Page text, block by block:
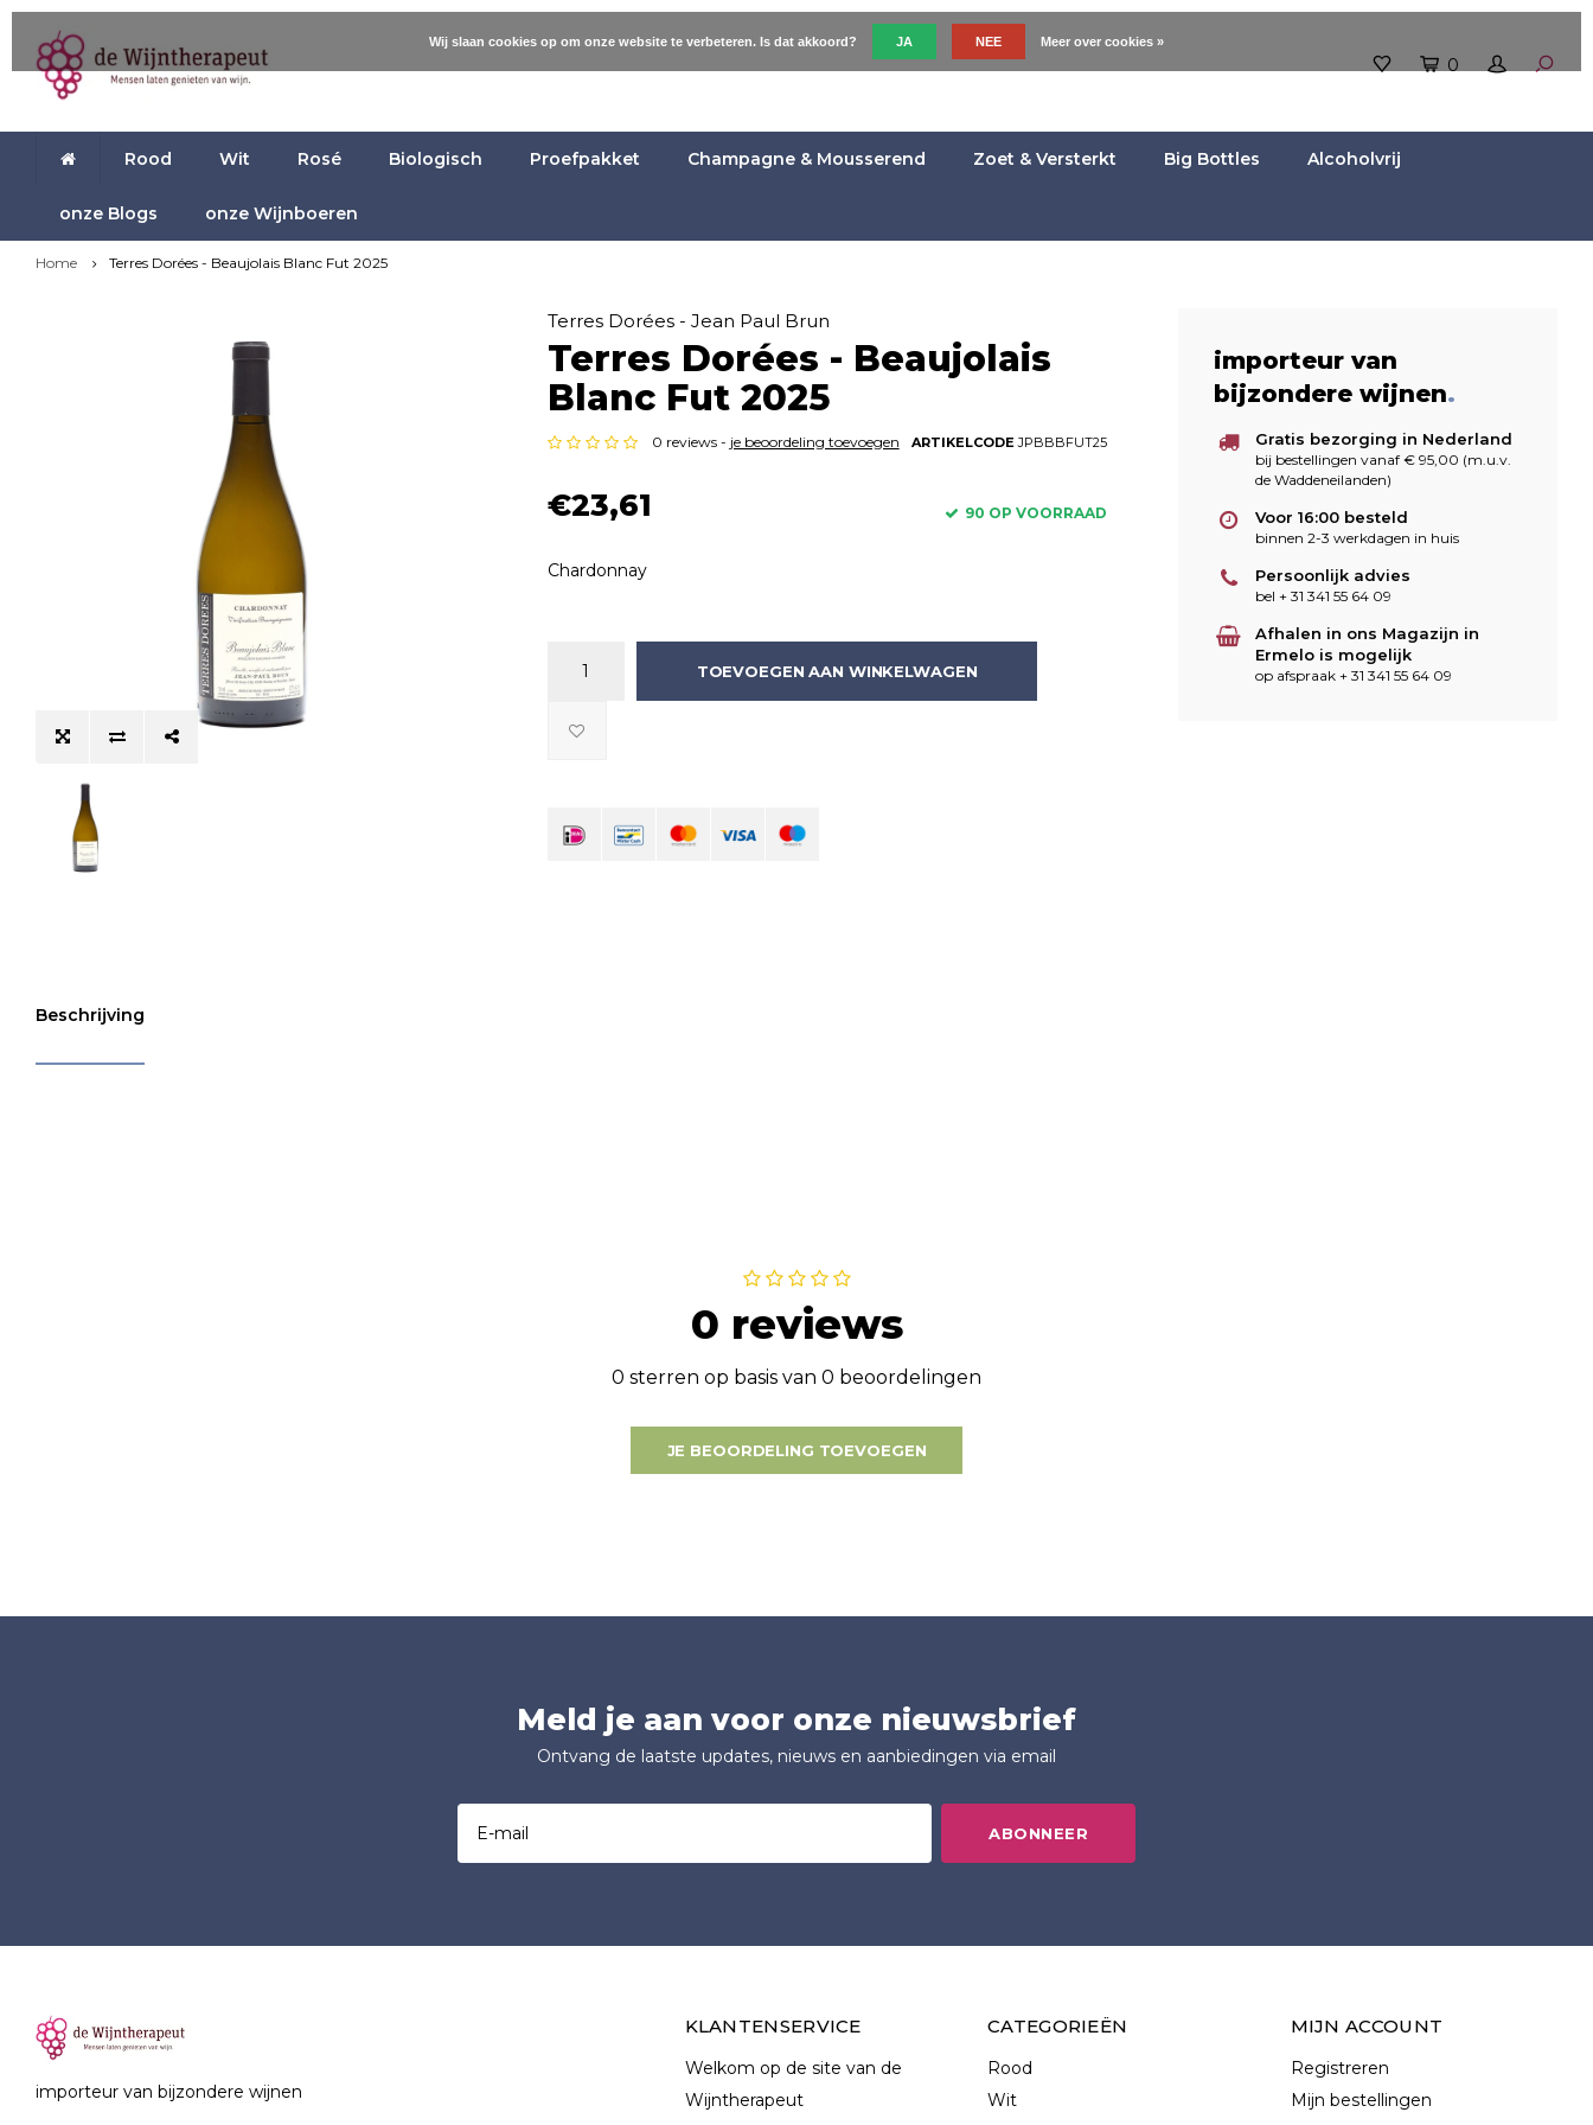
0
Rood Wit Rosé Biologisch Proefpakket Champagne & Mousserend Zoet & Versterkt Big Bottles Alcoholvrij
onze Blogs onze Wijnboeren
Home Terres Dorées - Beaujolais Blanc Fut 2025
Terres Dorées - Jean Paul Brun
Terres Dorées - Beaujolais
Blanc Fut 2025
0 reviews - je beoordeling toevoegen ARTIKELCODEJPBBBFUT25
€23,61 90 OP VOORRAAD
Chardonnay
TOEVOEGEN AAN WINKELWAGEN
importeur van
bijzondere wijnen.
Gratis bezorging in Nederland
bij bestellingen vanaf € 95,00 (m.u.v.
de Waddeneilanden)
Voor 16:00 besteld
binnen 2-3 werkdagen in huis
Persoonlijk advies
bel + 31 341 55 64 09
Afhalen in ons Magazijn in
Ermelo is mogelijk
op afspraak + 31 341 55 64 09
Beschrijving
0 reviews
0 sterren op basis van 0 beoordelingen
JE BEOORDELING TOEVOEGEN
Meld je aan voor onze nieuwsbrief
Ontvang de laatste updates, nieuws en aanbiedingen via email
ABONNEER
importeur van bijzondere wijnen
KLANTENSERVICE
Welkom op de site van de
Wijntherapeut
CATEGORIEËN
Rood
Wit
MIJN ACCOUNT
Registreren
Mijn bestellingen
Wij slaan cookies op om onze website te verbeteren. Is dat akkoord? JA NEE Meer over cookies »